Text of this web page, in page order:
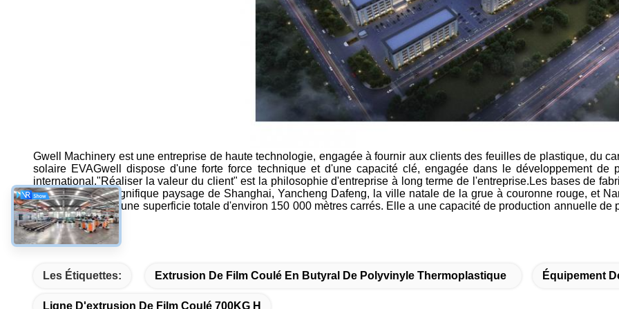
Gwell Machinery est une entreprise de haute technologie, engagée à fournir aux clients des feuilles de plastique, du
solaire EVAGwell dispose d'une forte force technique et d'une capacité clé, engagée dans le développement de
international."Réaliser la valeur du client" est la philosophie d'entreprise à long terme de l'entreprise.Les bases de
est proche du magnifique paysage de Shanghai, Yancheng Dafeng, la ville natale de la grue à couronne rouge, et
ChineElle couvre une superficie totale d'environ 150 000 mètres carrés. Elle a une capacité de production annuelle de
et de cartons.
Les Étiquettes: Extrusion De Film Coulé En Butyral De Polyvinyle Thermoplastique Équipement
Ligne D'extrusion De Film Coulé 700KG H